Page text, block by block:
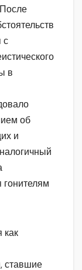
с
в
об
и
гонителям
как
ставшие